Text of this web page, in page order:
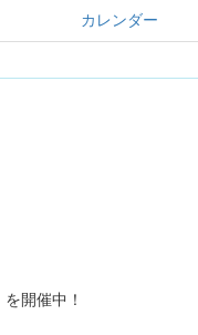
カレンダー
開催中！